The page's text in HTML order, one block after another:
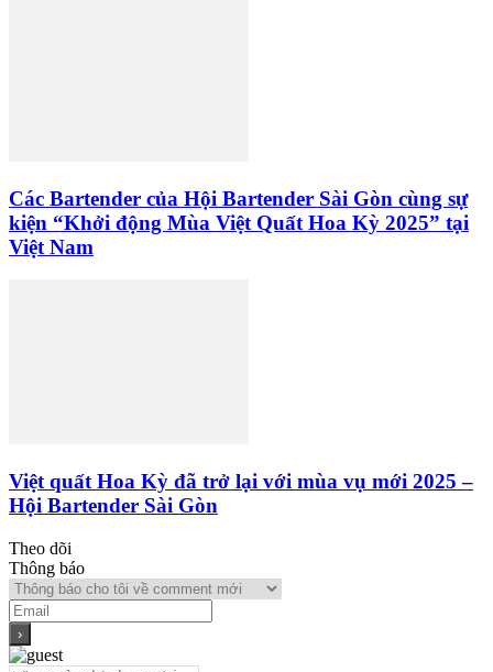
Các Bartender của Hội Bartender Sài Gòn cùng sự
kiện “Khởi động Mùa Việt Quất Hoa Kỳ 2025” tại
Việt Nam
Việt quất Hoa Kỳ đã trở lại với mùa vụ mới 2025 –
Hội Bartender Sài Gòn
Theo dõi
Thông báo